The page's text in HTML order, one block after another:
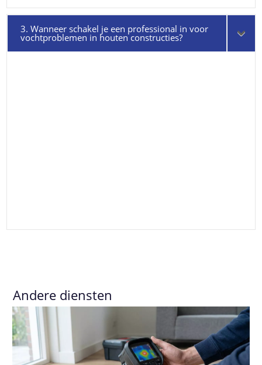
3. Wanneer schakel je een professional in voor
vochtproblemen in houten constructies?
Andere diensten